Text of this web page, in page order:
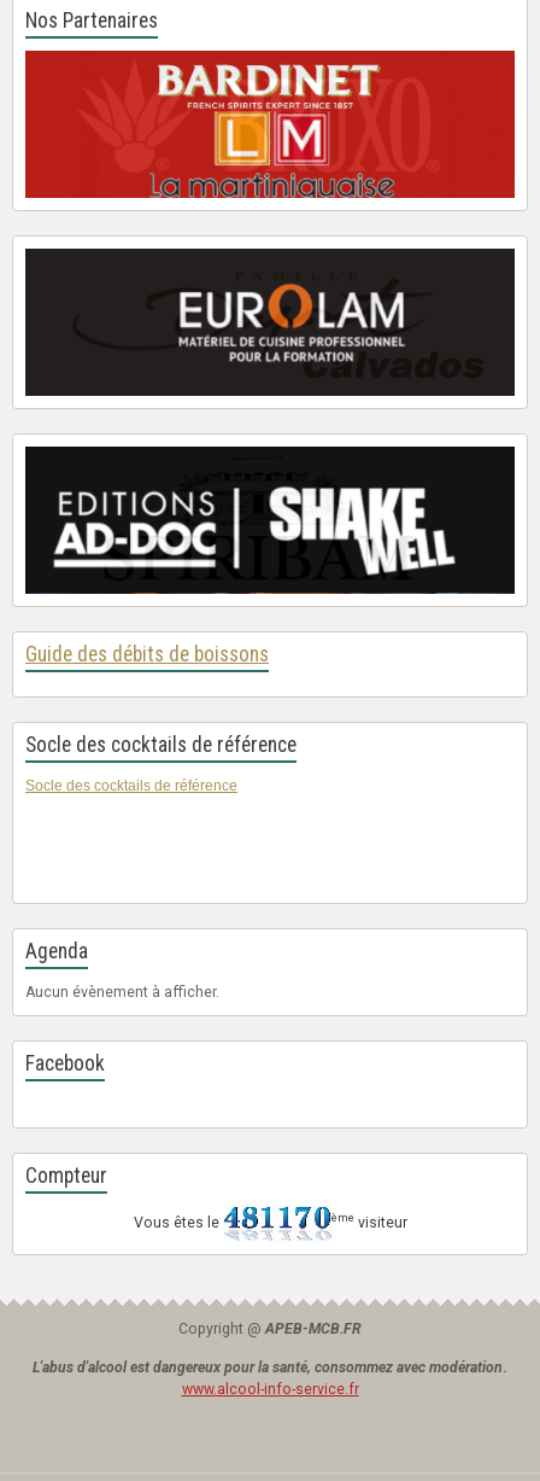
Nos Partenaires
Guide des débits de boissons
Socle des cocktails de référence
Socle des cocktails de référence
Agenda
Aucun évènement à afficher.
Facebook
Compteur
Vous êtes le ème visiteur
Copyright @ APEB-MCB.FR
L'abus d'alcool est dangereux pour la santé, consommez avec modération.
www.alcool-info-service.fr